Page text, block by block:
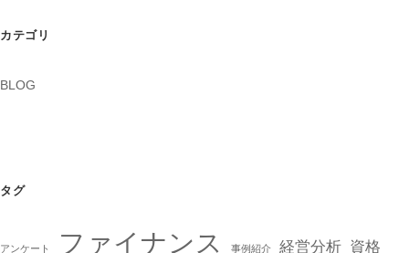
カテゴリ
BLOG
タグ
アンケート ファイナンス 事例紹介 経営分析 資格